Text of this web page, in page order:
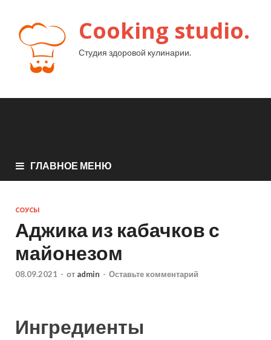
Cooking studio.
Студия здоровой кулинарии.
ГЛАВНОЕ МЕНЮ
СОУСЫ
Аджика из кабачков с
майонезом
08.09.2021 - от admin - Оставьте комментарий
Ингредиенты